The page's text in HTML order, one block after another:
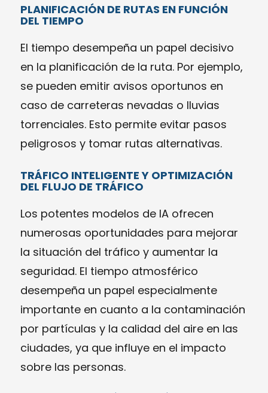
PLANIFICACIÓN DE RUTAS EN FUNCIÓN
DEL TIEMPO
El tiempo desempeña un papel decisivo
en la planificación de la ruta. Por ejemplo,
se pueden emitir avisos oportunos en
caso de carreteras nevadas o lluvias
torrenciales. Esto permite evitar pasos
peligrosos y tomar rutas alternativas.
TRÁFICO INTELIGENTE Y OPTIMIZACIÓN
DEL FLUJO DE TRÁFICO
Los potentes modelos de IA ofrecen
numerosas oportunidades para mejorar
la situación del tráfico y aumentar la
seguridad. El tiempo atmosférico
desempeña un papel especialmente
importante en cuanto a la contaminación
por partículas y la calidad del aire en las
ciudades, ya que influye en el impacto
sobre las personas.